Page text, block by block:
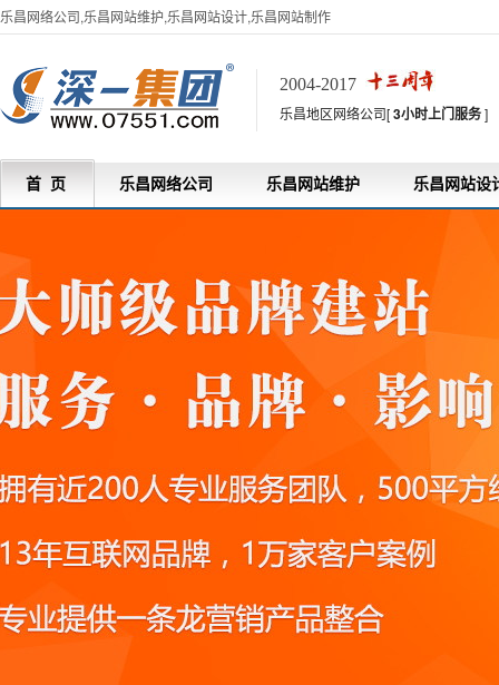
乐昌网络公司,乐昌网站维护,乐昌网站设计,乐昌网站制作
2004-2017
乐昌地区网络公司[3小时上门服务]
首 页 乐昌网络公司 乐昌网站维护 乐昌网站设